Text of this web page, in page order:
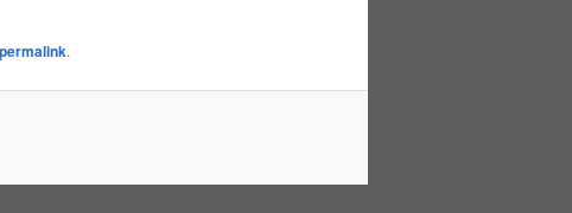
permalink.